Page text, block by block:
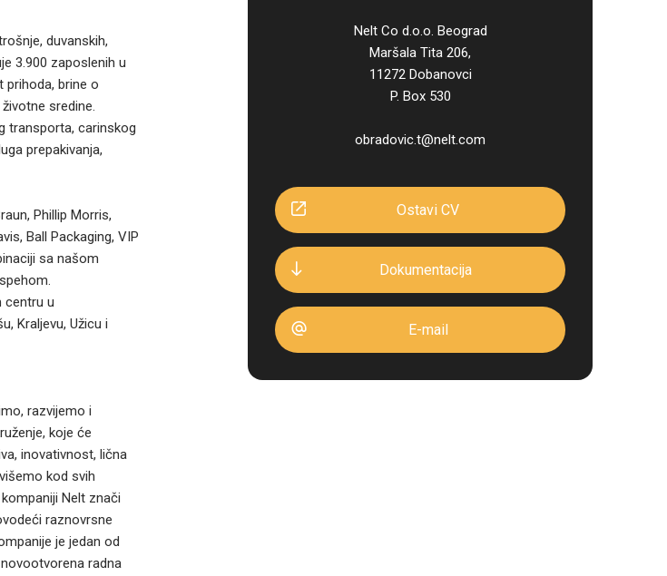
duvanskih,
3.900 zaposlenih u
prihoda, brine o
sredine.
transporta, carinskog
prepakivanja,
Phillip Morris,
Ball Packaging, VIP
sa našom
centru u
Kraljevu, Užicu i
razvijemo i
koje će
inovativnost, lična
kod svih
Nelt znači
raznovrsne
je jedan od
radna
Nelt Co d.o.o. Beograd
Maršala Tita 206,
11272 Dobanovci
P. Box 530
obradovic.t@nelt.com
Ostavi CV
Dokumentacija
E-mail